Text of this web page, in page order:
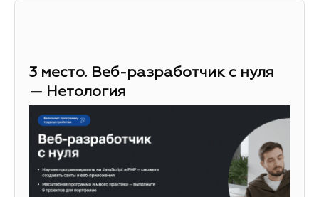
3 место. Веб-разработчик с нуля
— Нетология